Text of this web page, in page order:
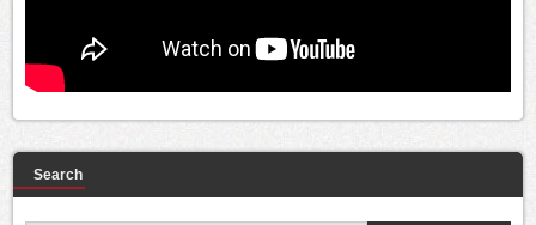
Search